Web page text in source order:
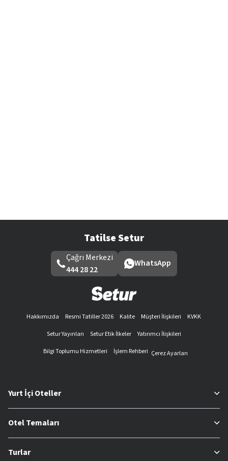
Tatilse Setur
Çağrı Merkezi
444 28 22
WhatsApp
Hakkımızda Resmi Tatiller 2026 Kalite Müşteri İlişkileri
KVKK
Setur Yayınları
Setur Etik İlkeler
Yatırımcı İlişkileri
Bilgi Toplumu Hizmetleri
İşlem Rehberi Çerez Ayarları
Yurt İçi Oteller
Otel Temaları
Turlar